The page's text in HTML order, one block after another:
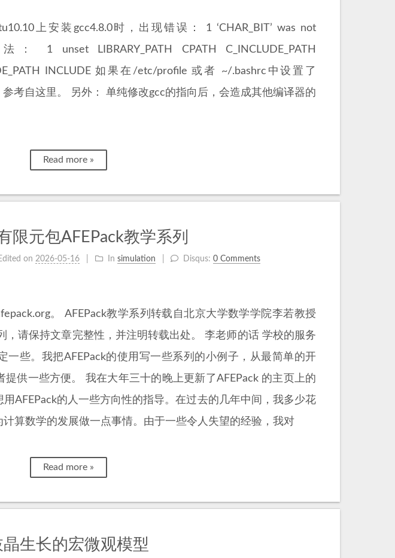
上安装gcc4.8.0时，出现错误： 1 ‘CHAR_BIT’ was not
1 unset LIBRARY_PATH CPATH C_INCLUDE_PATH
INCLUDE 如果在/etc/profile 或者 ~/.bashrc中设置了
考自这里。 另外： 单纯修改gcc的指向后，会造成其他编译器的
Read more »
限元包AFEPack教学系列
on 2026-05-16 In simulation Disqus:0 Comments
。 AFEPack教学系列转载自北京大学数学学院李若教授
，请保持文章完整性，并注明转载出处。 李老师的话 学校的服务
一些。我把AFEPack的使用写一些系列的小例子，从最简单的开
供一些方便。 我在大年三十的晚上更新了AFEPack 的主页上的
AFEPack的人一些方向性的指导。在过去的几年中间，我多少花
计算数学的发展做一点事情。由于一些令人失望的经验，我对
Read more »
晶生长的宏微观模型